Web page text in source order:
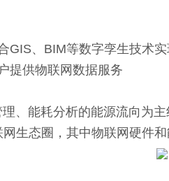
、BIM等数字孪生技术实
供物联网数据服务
能耗分析的能源流向为
生态圈，其中物联网硬件